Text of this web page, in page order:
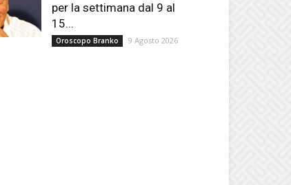
per la settimana dal 9 al
15...
Oroscopo Branko 9 Agosto 2026